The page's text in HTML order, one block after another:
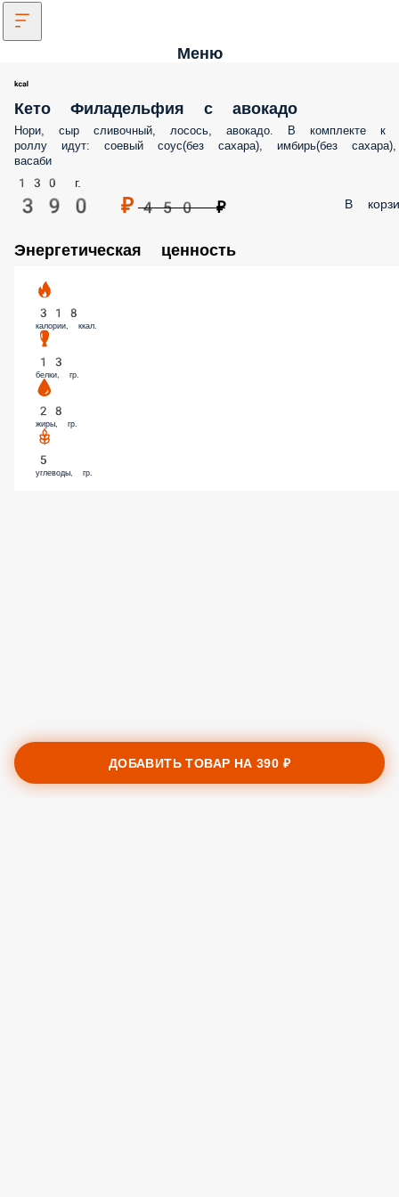
Меню
Кето Филадельфия с авокадо
Нори, сыр сливочный, лосось, авокадо. В комплекте к
роллу идут: соевый соус(без сахара), имбирь(без сахара),
васаби
130 г.
390 ₽ 450 ₽ В
Энергетическая ценность
318
калории, ккал.
13
белки, гр.
28
жиры, гр.
5
углеводы, гр.
ДОБАВИТЬ ТОВАР НА390 ₽